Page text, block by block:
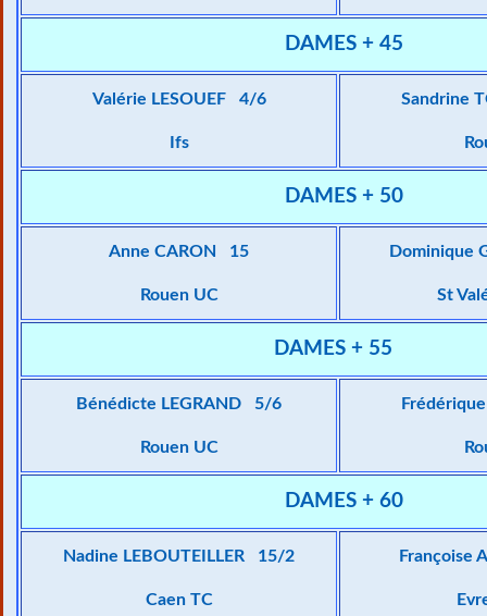
DAMES + 45
Valérie LESOUEF 4/6
Ifs
Sandrine
DAMES + 50
Anne CARON 15
Rouen UC
Dominique
St
DAMES + 55
Bénédicte LEGRAND 5/6
Rouen UC
DAMES + 60
Nadine LEBOUTEILLER 15/2
Caen TC
Françoise